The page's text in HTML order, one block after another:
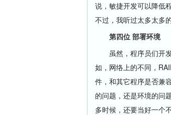
说，敏捷开发可以降低
不过，我听过太多太多
第四位 部署环境
虽然，程序员们开发
如，网络上的不同，
件，和其它程序是否兼
的问题，还是环境的问
多时候，还要当好一个